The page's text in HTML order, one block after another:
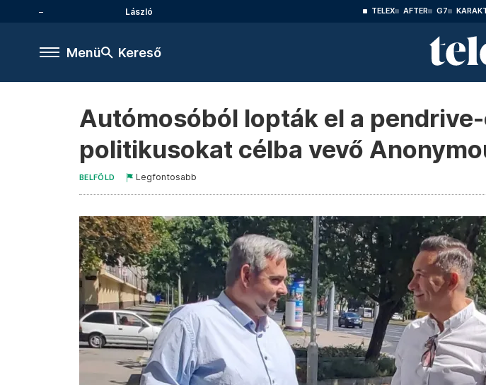
László TELEX AFTER G7
Menü Kereső
Autómosóból lopták el a
politikusokat célba vevő
BELFÖLD Legfontosabb